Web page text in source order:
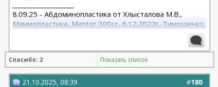
8.09.25 - Абдоминопластика от Хлысталова М.В.,
Маммопластика, Mentor 300cc, 6.12.2022г, Тимошенко
Спасибо: 2 Показать список
#180
21.10.2025, 08:39